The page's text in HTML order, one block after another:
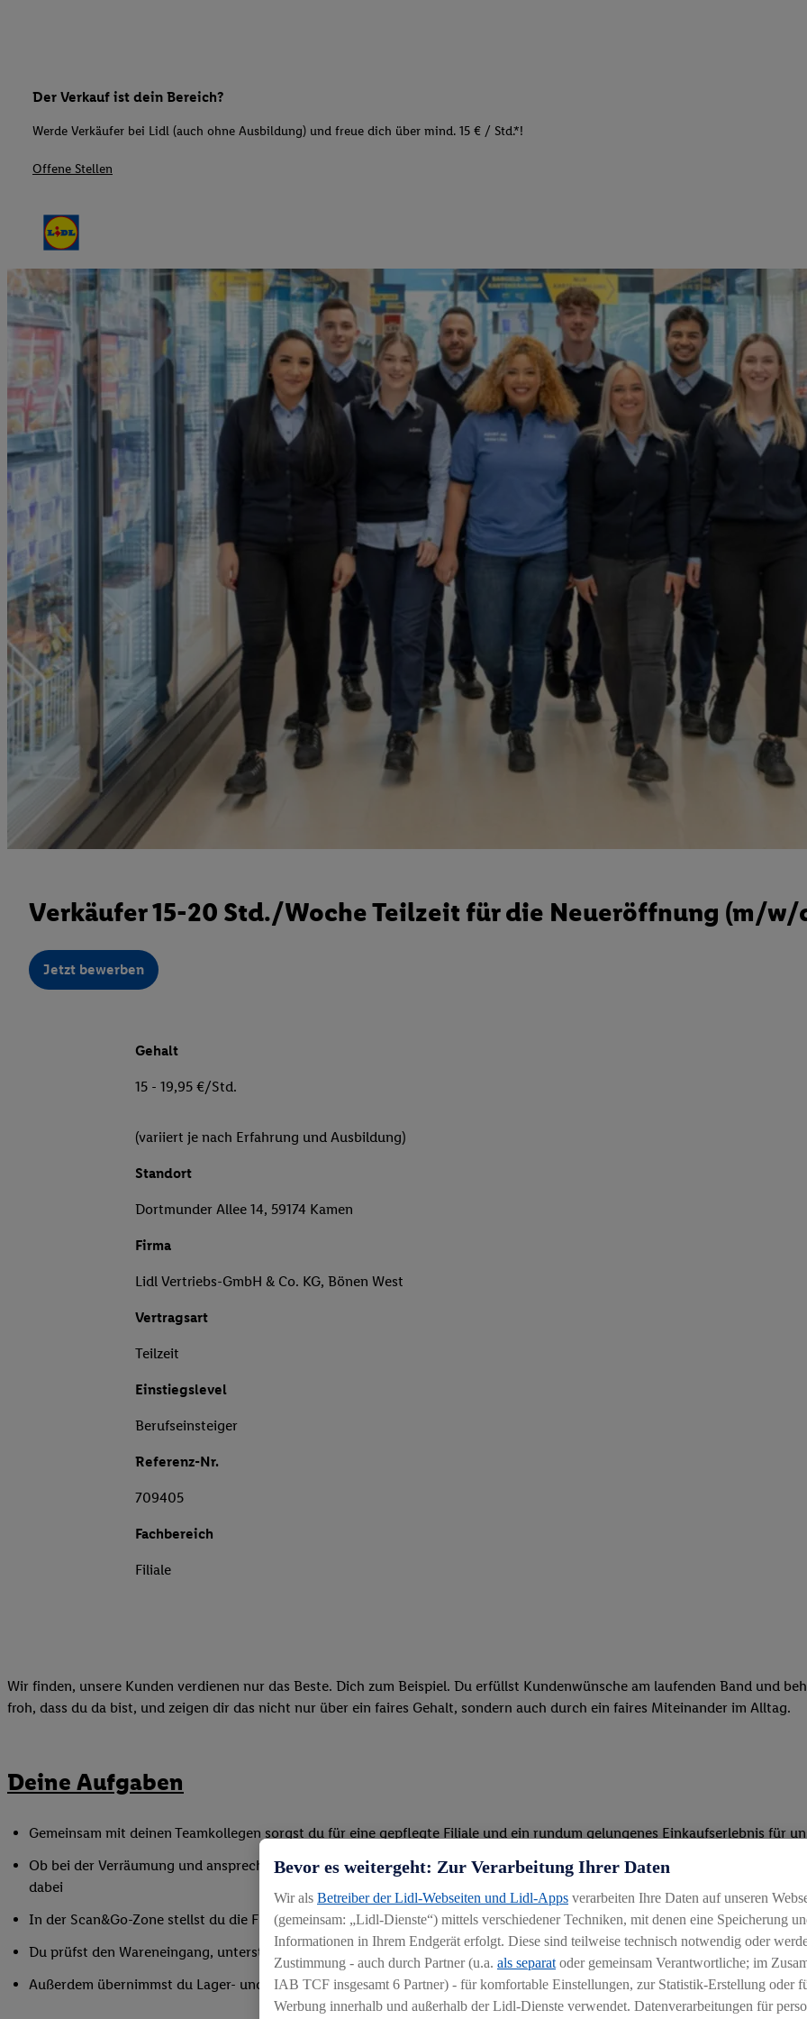
Der Verkauf ist dein Bereich?
Werde Verkäufer bei Lidl (auch ohne Ausbildung) und freue dich über mind. 15 € / Std.*!
Offene Stellen
Verkäufer 15-20 Std./Woche Teilzeit für die Neueröffnung (m/w/
Jetzt bewerben
Gehalt
15 - 19,95 €/Std.
(variiert je nach Erfahrung und Ausbildung)
Standort
Dortmunder Allee 14, 59174 Kamen
Firma
Lidl Vertriebs-GmbH & Co. KG, Bönen West
Vertragsart
Teilzeit
Einstiegslevel
Berufseinsteiger
Referenz-Nr.
709405
Fachbereich
Filiale
Wir finden, unsere Kunden verdienen nur das Beste. Dich zum Beispiel. Du erfüllst Kundenwünsche am laufenden Band und
froh, dass du da bist, und zeigen dir das nicht nur über ein faires Gehalt, sondern auch durch ein faires Miteinander im Alltag.
Deine Aufgaben
Gemeinsam mit deinen Teamkollegen sorgst du für eine gepflegte Filiale und ein rundum gelungenes Einkaufserlebnis für
Ob bei der Verräumung und ansprechender Präsentation der Ware, beim Backen oder beim Kassieren mit unseren
dabei
In der Scan&Go-Zone stellst du die Funktionsfähigkeit sicher, begeisterst Kunden für das System und bietest Hilfestellung,
Du prüfst den Wareneingang, unterstützt bei Inventurarbeiten und stehst unseren Kunden mit Rat und Tat zur Verfügung
Außerdem übernimmst du Lager- und Reinigungsarbeiten
Bevor es weitergeht: Zur Verarbeitung Ihrer Daten
Wir als Betreiber der Lidl-Webseiten und Lidl-Apps verarbeiten Ihre Daten auf unseren
(gemeinsam: „Lidl-Dienste“) mittels verschiedener Techniken, mit denen eine Speicherung
Informationen in Ihrem Endgerät erfolgt. Diese sind teilweise technisch notwendig oder
Zustimmung - auch durch Partner (u.a. als separat oder gemeinsam Verantwortliche; im
IAB TCF insgesamt 6 Partner) - für komfortable Einstellungen, zur Statistik-Erstellung oder
Werbung innerhalb und außerhalb der Lidl-Dienste verwendet. Datenverarbeitungen für